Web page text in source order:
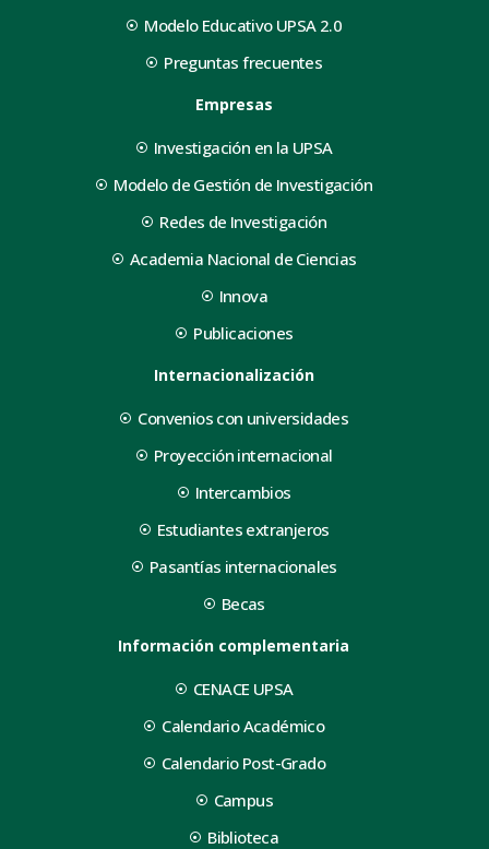
Modelo Educativo UPSA 2.0
Preguntas frecuentes
Empresas
Investigación en la UPSA
Modelo de Gestión de Investigación
Redes de Investigación
Academia Nacional de Ciencias
Innova
Publicaciones
Internacionalización
Convenios con universidades
Proyección internacional
Intercambios
Estudiantes extranjeros
Pasantías internacionales
Becas
Información complementaria
CENACE UPSA
Calendario Académico
Calendario Post-Grado
Campus
Biblioteca